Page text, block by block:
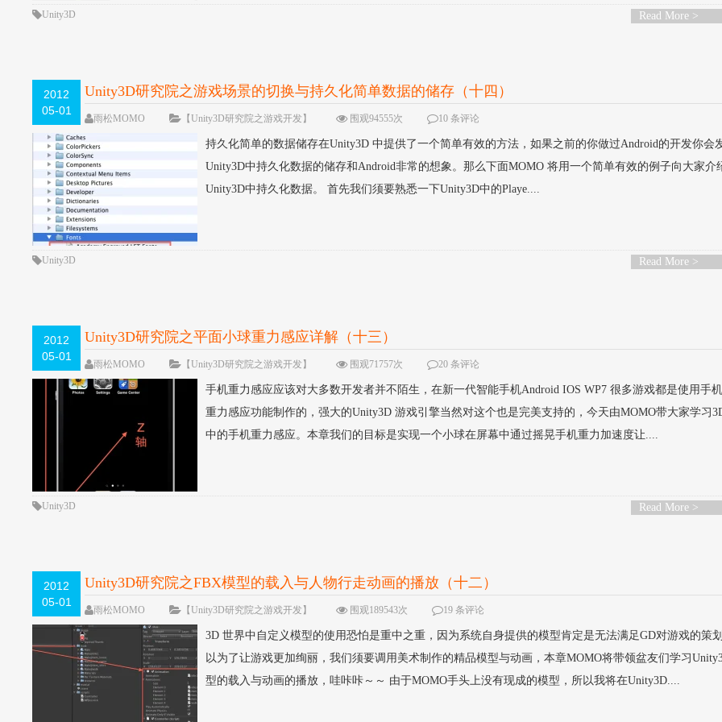
Read More >
Unity3D
2012
05-01
Unity3D研究院之游戏场景的切换与持久化简单数据的储存（十四）
雨松MOMO 【Unity3D研究院之游戏开发】 围观94555次 10 条评论
持久化简单的数据储存在Unity3D 中提供了一个简单有效的方法，如果之前的你做过Android的开发你会
Unity3D中持久化数据的储存和Android非常的想象。那么下面MOMO 将用一个简单有效的例子向大家介
Unity3D中持久化数据。 首先我们须要熟悉一下Unity3D中的Playe....
Read More >
Unity3D
2012
05-01
Unity3D研究院之平面小球重力感应详解（十三）
雨松MOMO 【Unity3D研究院之游戏开发】 围观71757次 20 条评论
手机重力感应应该对大多数开发者并不陌生，在新一代智能手机Android IOS WP7 很多游戏都是使用手
重力感应功能制作的，强大的Unity3D 游戏引擎当然对这个也是完美支持的，今天由MOMO带大家学习
中的手机重力感应。本章我们的目标是实现一个小球在屏幕中通过摇晃手机重力加速度让....
Read More >
Unity3D
2012
05-01
Unity3D研究院之FBX模型的载入与人物行走动画的播放（十二）
雨松MOMO 【Unity3D研究院之游戏开发】 围观189543次 19 条评论
3D 世界中自定义模型的使用恐怕是重中之重，因为系统自身提供的模型肯定是无法满足GD对游戏的策
以为了让游戏更加绚丽，我们须要调用美术制作的精品模型与动画，本章MOMO将带领盆友们学习
型的载入与动画的播放，哇咔咔～～ 由于MOMO手头上没有现成的模型，所以我将在Unity3D....